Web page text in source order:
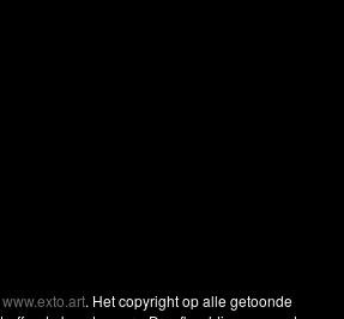
www.exto.art. Het copyright op alle getoonde